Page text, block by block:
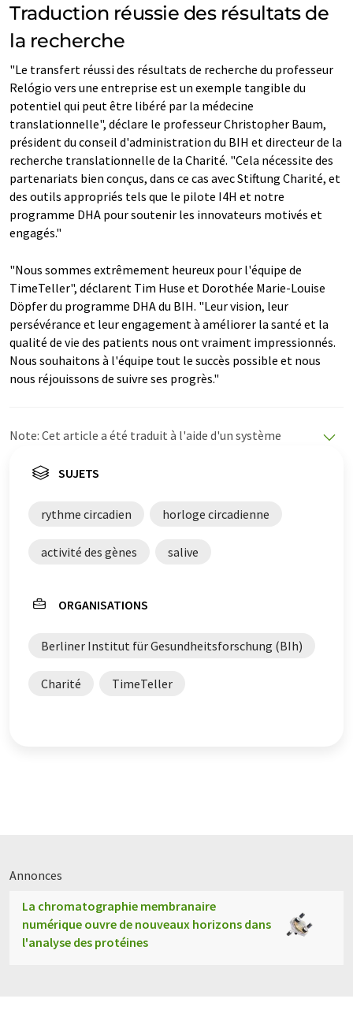
Traduction réussie des résultats de
la recherche
"Le transfert réussi des résultats de recherche du professeur
Relógio vers une entreprise est un exemple tangible du
potentiel qui peut être libéré par la médecine
translationnelle", déclare le professeur Christopher Baum,
président du conseil d'administration du BIH et directeur de la
recherche translationnelle de la Charité. "Cela nécessite des
partenariats bien conçus, dans ce cas avec Stiftung Charité, et
des outils appropriés tels que le pilote I4H et notre
programme DHA pour soutenir les innovateurs motivés et
engagés."
"Nous sommes extrêmement heureux pour l'équipe de
TimeTeller", déclarent Tim Huse et Dorothée Marie-Louise
Döpfer du programme DHA du BIH. "Leur vision, leur
persévérance et leur engagement à améliorer la santé et la
qualité de vie des patients nous ont vraiment impressionnés.
Nous souhaitons à l'équipe tout le succès possible et nous
nous réjouissons de suivre ses progrès."
Note: Cet article a été traduit à l'aide d'un système
propose ces traductions automatiques pour présenter
été traduit avec traduction automatique, il est possible
qu'il contienne des erreurs de vocabulaire, de syntaxe ou
de grammaire. L'article original dans Anglais peut être
trouvéici.
SUJETS
rythme circadien horloge circadienne
activité des gènes salive
ORGANISATIONS
Berliner Institut für Gesundheitsforschung (BIh)
Charité TimeTeller
Annonces
La chromatographie membranaire
numérique ouvre de nouveaux horizons dans
l'analyse des protéines